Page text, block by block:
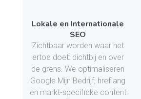
Lokale en Internationale
SEO
Zichtbaar worden waar het
ertoe doet: dichtbij en over
de grens. We optimaliseren
Google Mijn Bedrijf, hreflang
en markt-specifieke content